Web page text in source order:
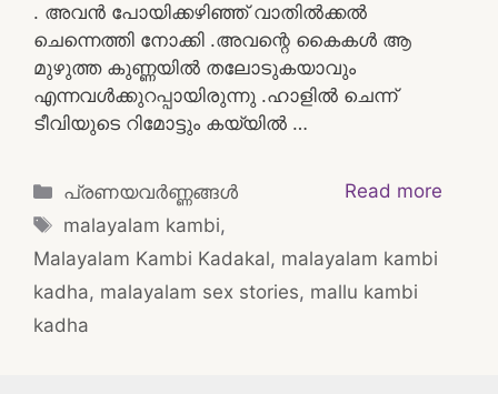
. അവൻ പോയിക്കഴിഞ്ഞ് വാതിൽക്കൽ
ചെന്നെത്തി നോക്കി .അവന്റെ കൈകൾ ആ
മുഴുത്ത കുണ്ണയിൽ തലോടുകയാവും
എന്നവൾക്കുറപ്പായിരുന്നു .ഹാളിൽ ചെന്ന്
ടീവിയുടെ റിമോട്ടും കയ്യിൽ …
Read more
Categories
പ്രണയവർണ്ണങ്ങൾ
Tags
malayalam kambi,
Malayalam Kambi Kadakal, malayalam kambi
kadha, malayalam sex stories, mallu kambi
kadha